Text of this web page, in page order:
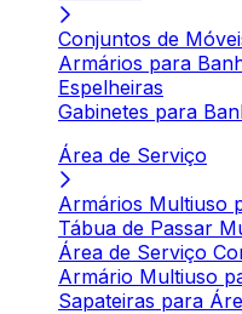
Conjuntos de
Armários para
Espelheiras
Gabinetes para
Área de Serviço
Armários Multiuso
Tábua de Passar
Área de Serviço
Armário Multiuso
Sapateiras para